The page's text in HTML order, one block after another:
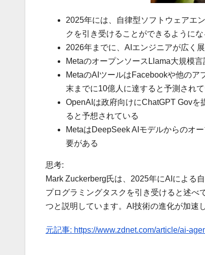
2025年には、自律型ソフトウェアエ
クを引き受けることができるようにな
2026年までに、AIエンジニアが広く
MetaのオープンソースLlama大規模
MetaのAIツールはFacebookや他の
末までに10億人に達すると予測され
OpenAIは政府向けにChatGPT Gov
ると予想されている
MetaはDeepSeek AIモデルからのオ
要がある
思考:
Mark Zuckerberg氏は、2025年にAIによる
プログラミングタスクを引き受けると述べ
つと説明しています。AI技術の進化が加速
元記事: https://www.zdnet.com/article/ai-